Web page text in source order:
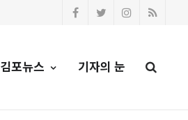
김포뉴스 기자의 눈